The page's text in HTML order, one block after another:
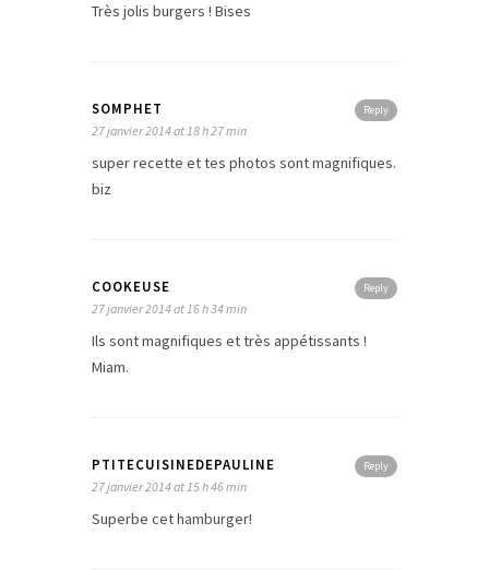
Très jolis burgers ! Bises
Reply
SOMPHET
27 janvier 2014 at 18 h 27 min
super recette et tes photos sont magnifiques.
biz
Reply
COOKEUSE
27 janvier 2014 at 16 h 34 min
Ils sont magnifiques et très appétissants !
Miam.
Reply
PTITECUISINEDEPAULINE
27 janvier 2014 at 15 h 46 min
Superbe cet hamburger!